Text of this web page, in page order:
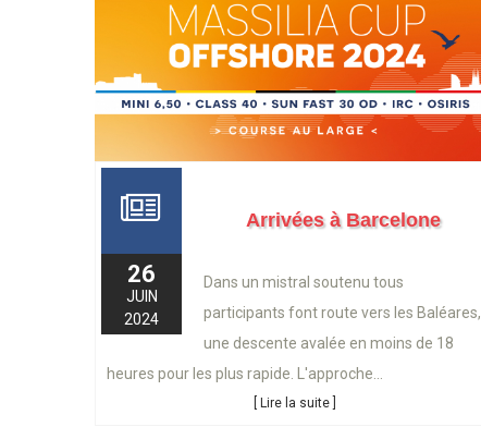
26
JUIN
2024
Arrivées à Barcelone
Dans un mistral soutenu tous
participants font route vers les Baléares,
une descente avalée en moins de 18
heures pour les plus rapide. L'approche...
[ Lire la suite ]